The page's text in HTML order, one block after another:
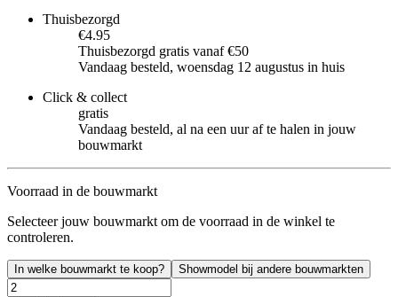
Thuisbezorgd
€4.95
Thuisbezorgd gratis vanaf €50
Vandaag besteld, woensdag 12 augustus in huis
Click & collect
gratis
Vandaag besteld, al na een uur af te halen in jouw
bouwmarkt
Voorraad in de bouwmarkt
Selecteer jouw bouwmarkt om de voorraad in de winkel te
controleren.
In welke bouwmarkt te koop? Showmodel bij andere bouwmarkten